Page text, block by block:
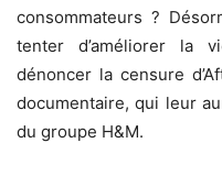
consommateurs ?
tenter d’améliorer la
dénoncer la censure
documentaire, qui leur
du groupe H&M.